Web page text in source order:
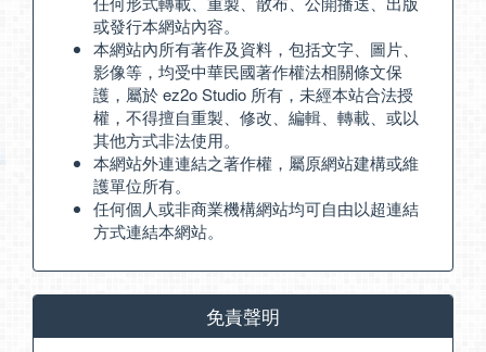
或發行本網站內容。
本網站內所有著作及資料，包括文字、圖片、
影像等，均受中華民國著作權法相關條文保
護，屬於 ez2o Studio 所有，未經本站合法授
權，不得擅自重製、修改、編輯、轉載、或以
其他方式非法使用。
本網站外連連結之著作權，屬原網站建構或維
護單位所有。
任何個人或非商業機構網站均可自由以超連結
方式連結本網站。
免責聲明